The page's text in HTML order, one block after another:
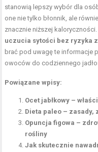
stanowią lepszy wybór dla
one nie tylko błonnik, ale
znacznie niższej
uczucia sytości bez ryzyka
brać pod uwagę te informacje
owoców do codziennego
Powiązane wpisy:
Ocet jabłkowy –
Dieta paleo – zasady,
Opuncja figowa –
rośliny
Jak skutecznie